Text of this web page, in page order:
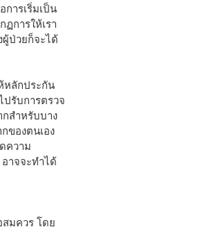
การเริ่มเป็น
การให้เรา
ผู้ป่วยก็จะได้
หลักประกัน
ปรับการตรวจ
สำหรับบาง
ของตนเอง
ความ
าจจะทำได้
มควร โดย